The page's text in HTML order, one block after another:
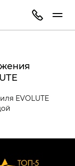
EVOLUTE